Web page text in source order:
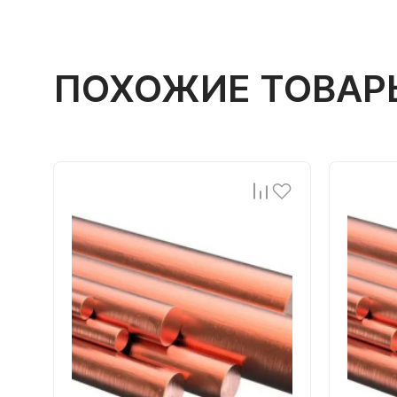
ПОХОЖИЕ